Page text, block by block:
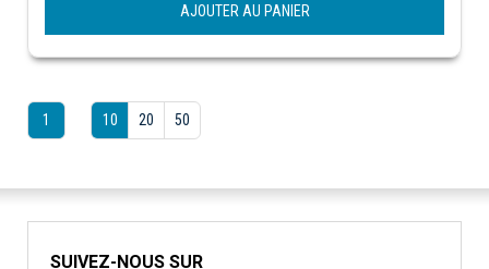
AJOUTER AU PANIER
1 10 20 50
SUIVEZ-NOUS SUR